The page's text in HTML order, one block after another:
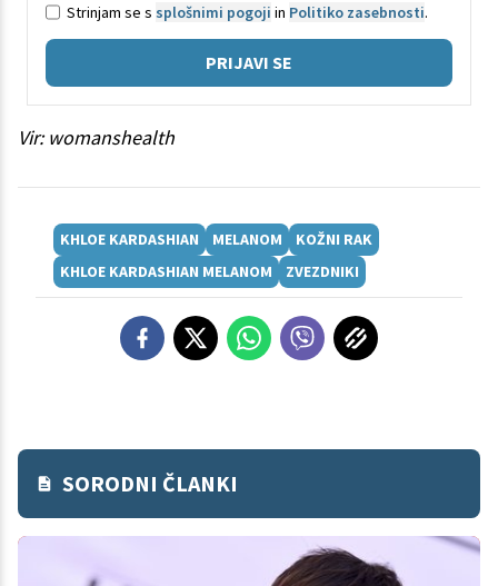
Strinjam se s splošnimi pogoji in Politiko zasebnosti.
PRIJAVI SE
Vir: womanshealth
KHLOE KARDASHIAN MELANOM
KOŽNI RAK
KHLOE KARDASHIAN MELANOM
ZVEZDNIKI
SORODNI ČLANKI